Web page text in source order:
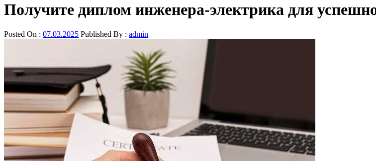
Получите диплом инженера-электрика для
Posted On : 07.03.2025 Published By : admin